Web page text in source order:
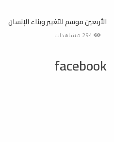
الأربعين موسم للتغيير وبناء الإنسان
facebook